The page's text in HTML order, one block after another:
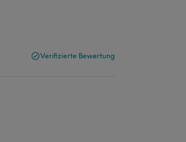
Verifizierte Bewertung